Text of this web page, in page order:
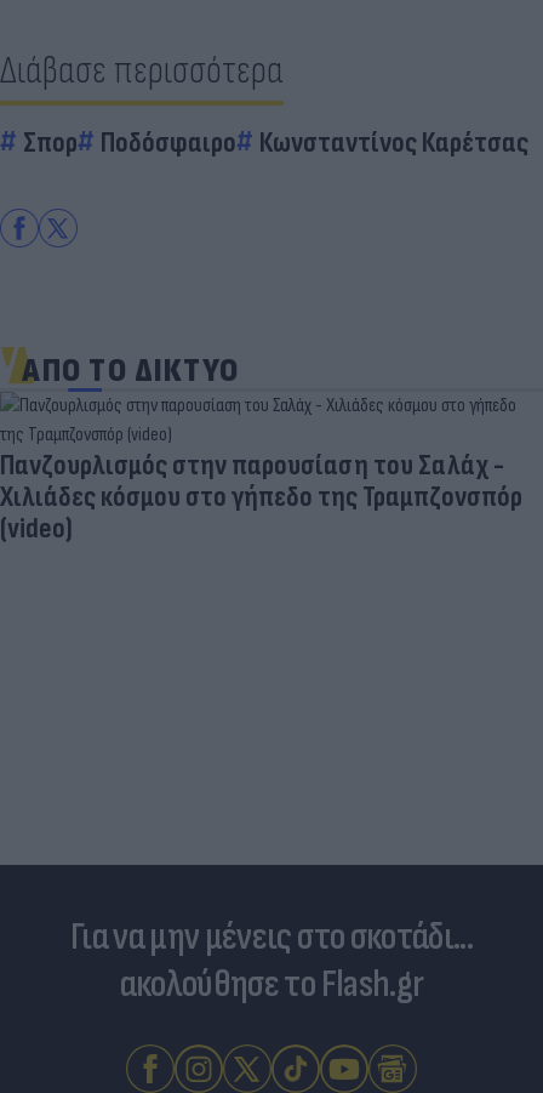
Διάβασε περισσότερα
Σπορ Ποδόσφαιρο Κωνσταντίνος Καρέτσας
ΑΠΟ ΤΟ ΔΙΚΤΥΟ
Πανζουρλισμός στην παρουσίαση του Σαλάχ -
Χιλιάδες κόσμου στο γήπεδο της Τραμπζονσπόρ
(video)
Για να μην μένεις στο σκοτάδι...
ακολούθησε το Flash.gr